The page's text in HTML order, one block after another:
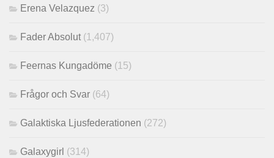
Erena Velazquez (3)
Fader Absolut (1,407)
Feernas Kungadöme (15)
Frågor och Svar (64)
Galaktiska Ljusfederationen (272)
Galaxygirl (314)